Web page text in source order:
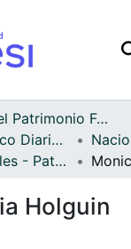
Archivo del Patrimonio Fotográfico y Fílmico del Valle del Cauca
Fondo Fotográfico Diario Occidente
FFDO - Nacionales - Patrimonial
Holguin